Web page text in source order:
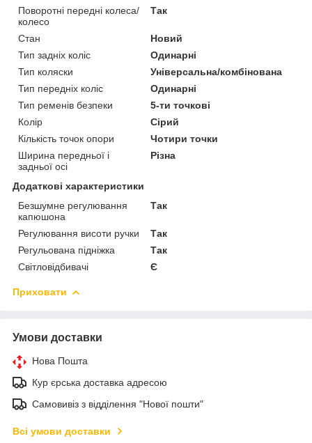
Поворотні передні колеса/
колесо
Так
Стан
Новий
Тип задніх коліс
Одинарні
Тип коляски
Універсальна/комбінована
Тип передніх коліс
Одинарні
Тип ременів безпеки
5-ти точкові
Колір
Сірий
Кількість точок опори
Чотири точки
Ширина передньої і
задньої осі
Різна
Додаткові характеристики
Безшумне регулювання
капюшона
Так
Регулювання висоти ручки
Так
Регульована підніжка
Так
Світловідбивачі
Є
Приховати
Умови доставки
Нова Пошта
Кур єрська доставка адресою
Самовивіз з відділення "Нової пошти"
Всі умови доставки